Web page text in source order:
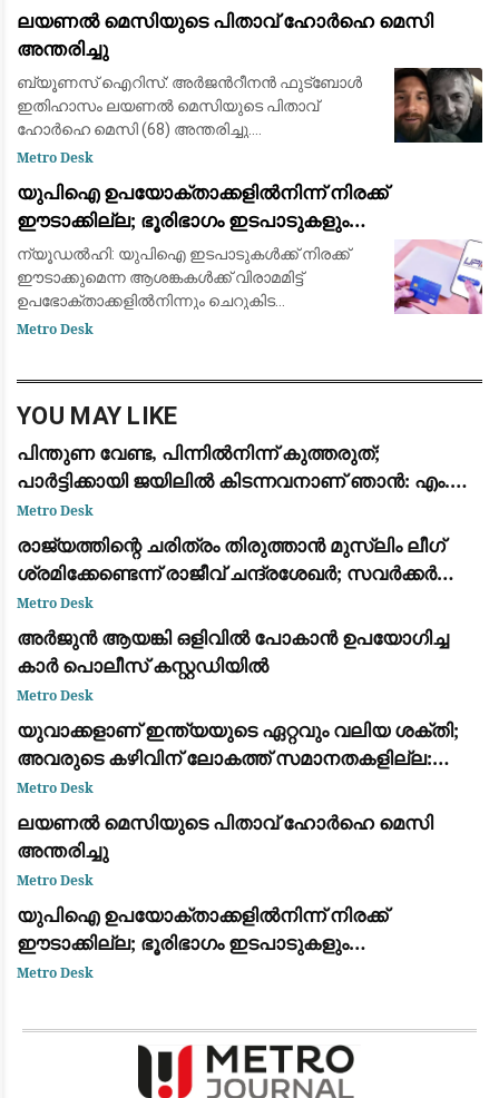
പ്രയാഗ്‌രാജിലെ കെ.പി. ഗ്രൗണ്ടിൽ ശനി
ലയണൽ മെസിയുടെ പിതാവ് ഹോർഹെ മെസി
അന്തരിച്ചു
ബ്യൂണസ് ഐറിസ്: അർജന്‍റീനൻ ഫുട്ബോൾ
ഇതിഹാസം ലയണൽ മെസിയുടെ പിതാവ്
ഹോർഹെ മെസി (68) അന്തരിച്ചു.
അർജന്‍റീനയിലെ റെസാരിയോയിലെ
വെള്ളിയാഴ്ച രാത്രി പത്തിനായിരുന്നു അന്ത്യം.
ഏറെക്കാ
Metro Desk
യുപിഐ ഉപയോക്താക്കളിൽനിന്ന് നിരക്ക്
ഈടാക്കില്ല; ഭൂരിഭാഗം ഇടപാടുകളും
വ്യാപാരികൾക്കും സൗജന്യമായി തുടരുമെന്ന്
കേന്ദ്ര സർക്കാർ
ന്യൂഡൽഹി: യുപിഐ ഇടപാടുകൾക്ക് നിരക്ക്
ഈടാക്കുമെന്ന ആശങ്കകൾക്ക് വിരാമമിട്ട്
ഉപഭോക്താക്കളിൽനിന്നും ചെറുകിട
വ്യാപാരികളിൽനിന്നും ഇത്തരം സേവനങ്ങൾക്ക്
Metro Desk
YOU MAY LIKE
പിന്തുണ വേണ്ട, പിന്നിൽനിന്ന് കുത്തരുത്;
പാർട്ടിക്കായി ജയിലിൽ കിടന്നവനാണ് ഞാൻ: എം.വി.
ജയരാജന് മറുപടിയുമായി അർജുൻ ആയങ്കി
Metro Desk
രാജ്യത്തിന്റെ ചരിത്രം തിരുത്താൻ മുസ്ലിം ലീഗ്
ശ്രമിക്കേണ്ടെന്ന് രാജീവ് ചന്ദ്രശേഖർ; സവർക്കർ
ചോദ്യ വിവാദത്തിൽ ശക്തമായ പ്രതികരണം
Metro Desk
അർജുൻ ആയങ്കി ഒളിവിൽ പോകാൻ ഉപയോഗിച്ച
കാർ പൊലീസ് കസ്റ്റഡിയിൽ
Metro Desk
യുവാക്കളാണ് ഇന്ത്യയുടെ ഏറ്റവും വലിയ ശക്തി;
അവരുടെ കഴിവിന് ലോകത്ത് സമാനതകളില്ല:
രാഹുൽ ഗാന്ധി
Metro Desk
ലയണൽ മെസിയുടെ പിതാവ് ഹോർഹെ മെസി
അന്തരിച്ചു
Metro Desk
യുപിഐ ഉപയോക്താക്കളിൽനിന്ന് നിരക്ക്
ഈടാക്കില്ല; ഭൂരിഭാഗം ഇടപാടുകളും
വ്യാപാരികൾക്കും സൗജന്യമായി തുടരുമെന്ന്
Metro Desk